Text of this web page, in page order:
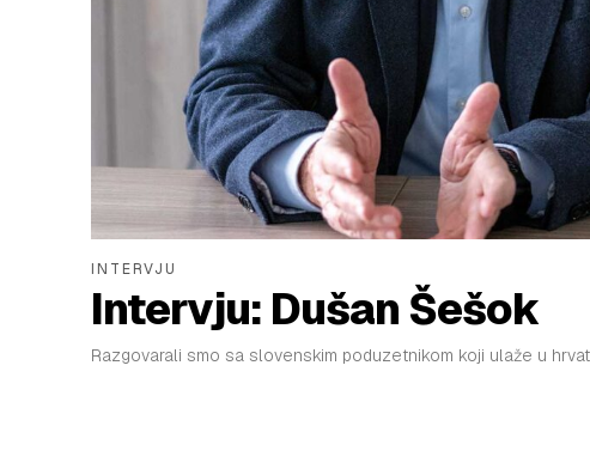
INTERVJU
Intervju: Dušan Šešok
Razgovarali smo sa slovenskim poduzetnikom koji ulaže u